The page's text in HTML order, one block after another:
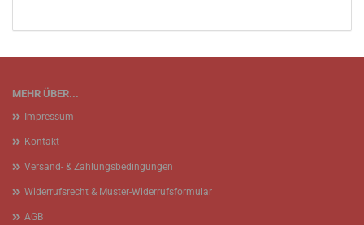
MEHR ÜBER...
Impressum
Kontakt
Versand- & Zahlungsbedingungen
Widerrufsrecht & Muster-Widerrufsformular
AGB